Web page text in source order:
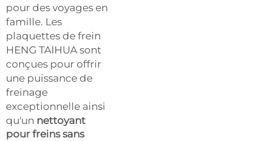
pour des voyages en
famille. Les
plaquettes de frein
HENG TAIHUA sont
conçues pour offrir
une puissance de
freinage
exceptionnelle ainsi
qu'un nettoyant
pour freins sans